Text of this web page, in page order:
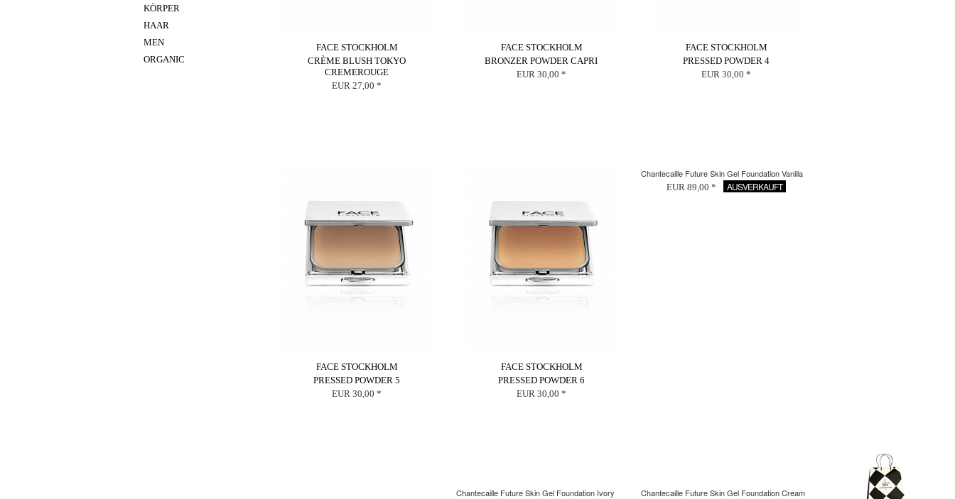
KÖRPER
HAAR
MEN
ORGANIC
FACE STOCKHOLM
CRÈME BLUSH TOKYO
CREMEROUGE
EUR 27,00 *
FACE STOCKHOLM
BRONZER POWDER CAPRI
EUR 30,00 *
FACE STOCKHOLM
PRESSED POWDER 4
EUR 30,00 *
FACE STOCKHOLM
PRESSED POWDER 5
EUR 30,00 *
FACE STOCKHOLM
PRESSED POWDER 6
EUR 30,00 *
Chantecaille Future Skin Gel Foundation Vanilla
EUR 89,00 * AUSVERKAUFT
Chantecaille Future Skin Gel Foundation Ivory Chantecaille Future Skin Gel Foundation Cream